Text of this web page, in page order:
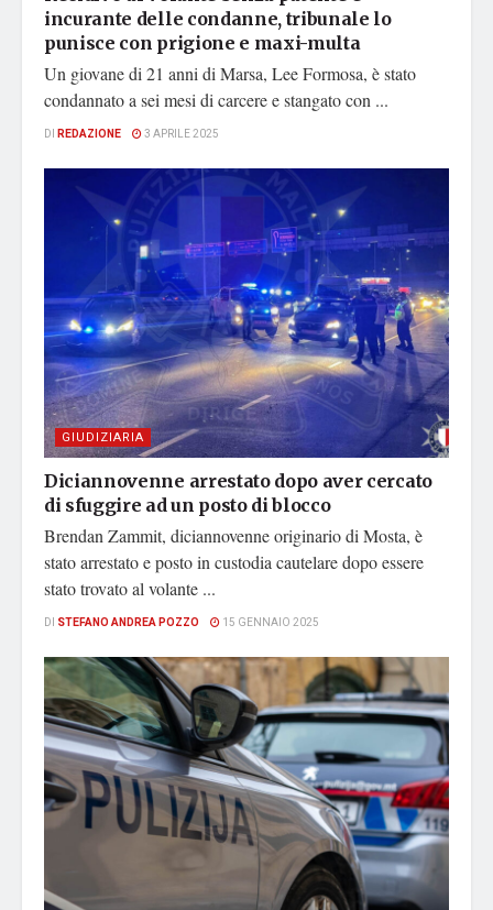
incurante delle condanne, tribunale lo
punisce con prigione e maxi-multa
Un giovane di 21 anni di Marsa, Lee Formosa, è stato
condannato a sei mesi di carcere e stangato con ...
DI REDAZIONE 3 APRILE 2025
GIUDIZIARIA
Diciannovenne arrestato dopo aver cercato
di sfuggire ad un posto di blocco
Brendan Zammit, diciannovenne originario di Mosta, è
stato arrestato e posto in custodia cautelare dopo essere
stato trovato al volante ...
DI STEFANO ANDREA POZZO 15 GENNAIO 2025